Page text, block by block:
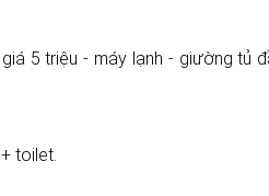
5 triệu - máy lạnh - giường tủ
toilet.